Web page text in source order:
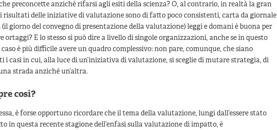
preconcette anziché rifarsi agli esiti della scienza? O, al contrario, in realtà la gran
risultati delle iniziative di valutazione sono di fatto poco consistenti, carta da giornale
(il giorno del convegno di presentazione della valutazione) leggi e domani è buona per
ortaggi? E lo stesso si può dire a livello di singole organizzazioni, anche se in questo
caso è più difficile avere un quadro complessivo: non pare, comunque, che siano
i casi in cui, alla luce di un’iniziativa di valutazione, si sceglie di mutare strategia, di
strada anziché un’altra.
così?
è forse opportuno ricordare che il tema della valutazione, lungi dall’essere stato
in questa recente stagione dell’enfasi sulla valutazione di impatto, è